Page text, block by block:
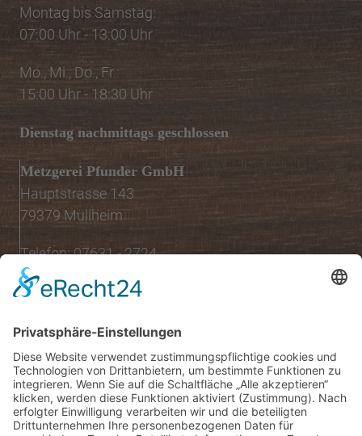
Montag bis Samstag:
07:00 Uhr - 13:00 Uhr
Mo., Mi., Do., Fr.:
15:00 Uhr - 18:30 Uhr
Dienstag nachmittags geschlossen
Metzgerei Pfunder GmbH
Hauptstrasse 143
79379 Müllheim
Telefon: 07631 - 2724
Öffnungszeiten
08:00 Uhr - 13:00 Uhr
Mo.,Di., Do., Fr.:
15:00 Uhr - 18:30 Uhr